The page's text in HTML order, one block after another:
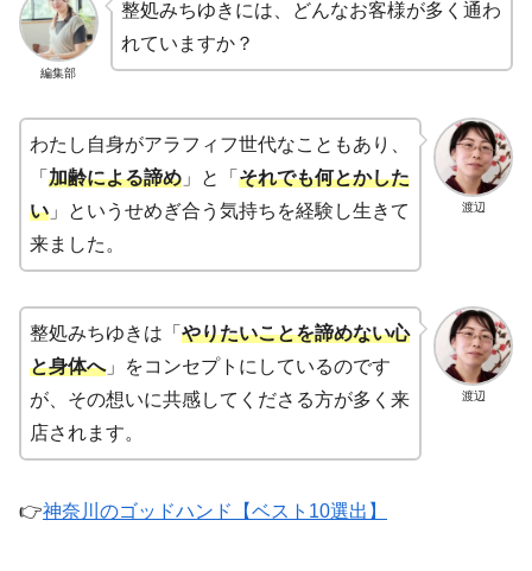
編集部
整処みちゆきには、どんなお客様が多く通わ
れていますか？
渡辺
わたし自身がアラフィフ世代なこともあり、
「 加齢による諦め 」と「 それでも何とかした
い 」というせめぎ合う気持ちを経験し生きて
来ました。
渡辺
整処みちゆきは「 やりたいことを諦めない心
と身体へ」をコンセプトにしているのです
が、その想いに共感してくださる方が多く来
店されます。
👉神奈川のゴッドハンド【ベスト10選出】